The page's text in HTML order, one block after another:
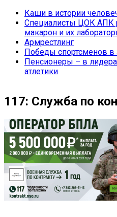
Каши в истории
Специалисты ЦОК АПК
макарон и их
Армрестлинг
Победы спортсменов в
Пенсионеры – в
атлетики
117: Служба по